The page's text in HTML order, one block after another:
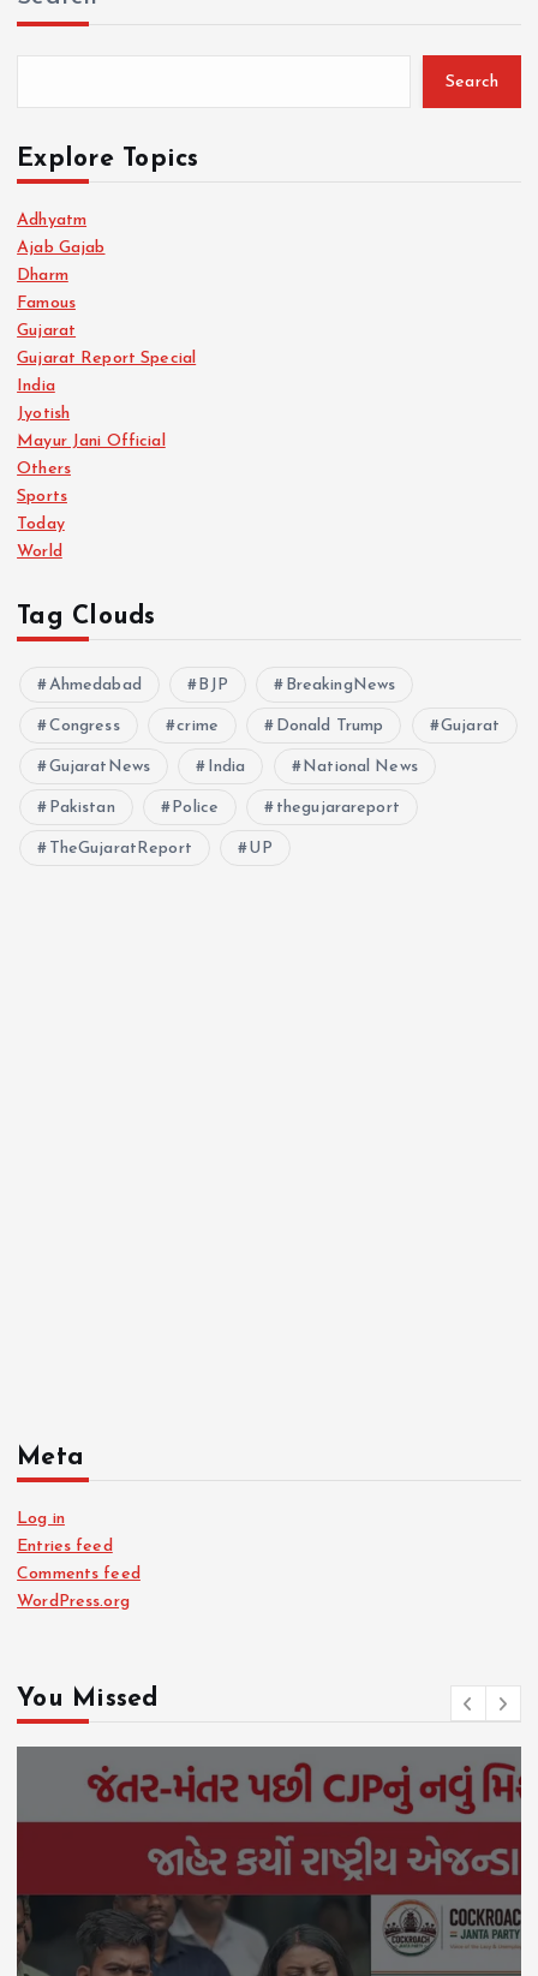
Search
Explore Topics
Adhyatm
Ajab Gajab
Dharm
Famous
Gujarat
Gujarat Report Special
India
Jyotish
Mayur Jani Official
Others
Sports
Today
World
Tag Clouds
Ahmedabad BJP BreakingNews
Congress crime Donald Trump Gujarat
GujaratNews India National News
Pakistan Police thegujarareport
TheGujaratReport UP
Meta
Log in
Entries feed
Comments feed
WordPress.org
You Missed